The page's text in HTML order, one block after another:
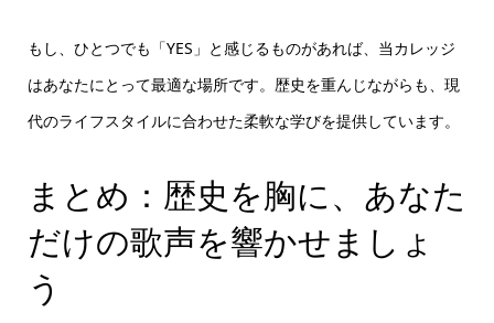
もし、ひとつでも「YES」と感じるものがあれば、当カレッジ
はあなたにとって最適な場所です。歴史を重んじながらも、現
代のライフスタイルに合わせた柔軟な学びを提供しています。
まとめ：歴史を胸に、あなた
だけの歌声を響かせましょ
う